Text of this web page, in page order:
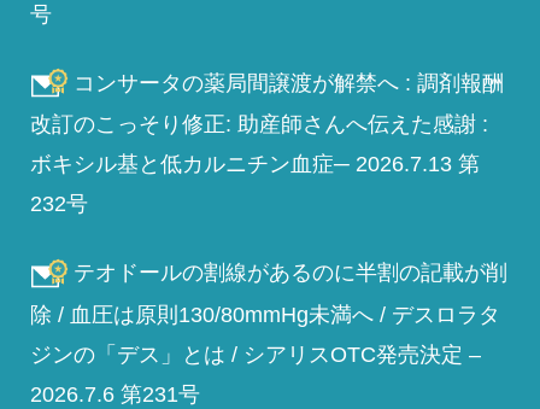
号
コンサータの薬局間譲渡が解禁へ : 調剤報酬
改訂のこっそり修正: 助産師さんへ伝えた感謝 :
ボキシル基と低カルニチン血症─ 2026.7.13 第
232号
テオドールの割線があるのに半割の記載が削
除 / 血圧は原則130/80mmHg未満へ / デスロラタ
ジンの「デス」とは / シアリスOTC発売決定 –
2026.7.6 第231号